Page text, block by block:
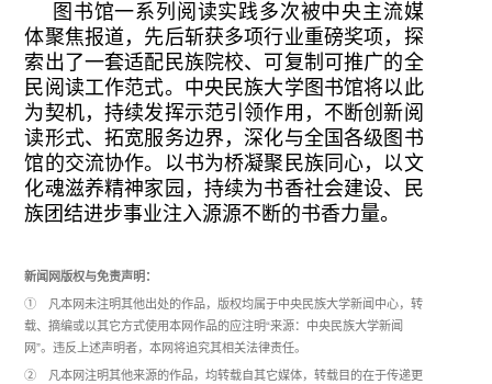
图书馆一系列阅读实践多次被中央主流媒
体聚焦报道，先后斩获多项行业重磅奖项，探
索出了一套适配民族院校、可复制可推广的全
民阅读工作范式。中央民族大学图书馆将以此
为契机，持续发挥示范引领作用，不断创新阅
读形式、拓宽服务边界，深化与全国各级图书
馆的交流协作。以书为桥凝聚民族同心，以文
化魂滋养精神家园，持续为书香社会建设、民
族团结进步事业注入源源不断的书香力量。
新闻网版权与免责声明：
① 凡本网未注明其他出处的作品，版权均属于中央民族大学新闻中心，转
载、摘编或以其它方式使用本网作品的应注明“来源：中央民族大学新闻
网”。违反上述声明者，本网将追究其相关法律责任。
② 凡本网注明其他来源的作品，均转载自其它媒体，转载目的在于传递更